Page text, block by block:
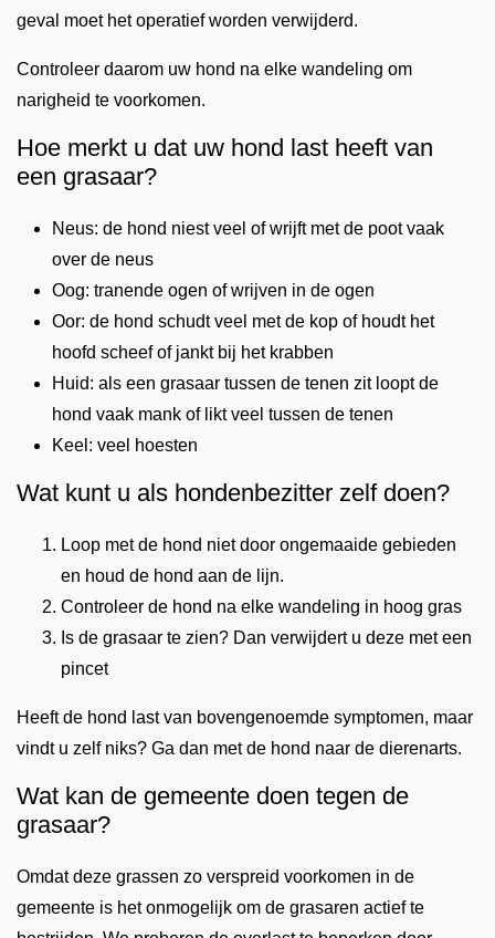
geval moet het operatief worden verwijderd.
Controleer daarom uw hond na elke wandeling om
narigheid te voorkomen.
Hoe merkt u dat uw hond last heeft van
een grasaar?
Neus: de hond niest veel of wrijft met de poot vaak
over de neus
Oog: tranende ogen of wrijven in de ogen
Oor: de hond schudt veel met de kop of houdt het
hoofd scheef of jankt bij het krabben
Huid: als een grasaar tussen de tenen zit loopt de
hond vaak mank of likt veel tussen de tenen
Keel: veel hoesten
Wat kunt u als hondenbezitter zelf doen?
Loop met de hond niet door ongemaaide gebieden
en houd de hond aan de lijn.
Controleer de hond na elke wandeling in hoog gras
Is de grasaar te zien? Dan verwijdert u deze met een
pincet
Heeft de hond last van bovengenoemde symptomen, maar
vindt u zelf niks? Ga dan met de hond naar de dierenarts.
Wat kan de gemeente doen tegen de
grasaar?
Omdat deze grassen zo verspreid voorkomen in de
gemeente is het onmogelijk om de grasaren actief te